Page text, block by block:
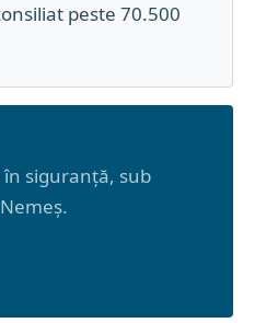
peste 70.500
în siguranță, sub